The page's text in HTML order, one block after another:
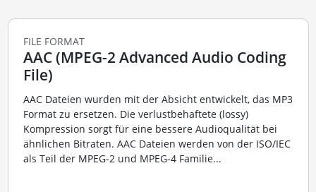
FILE FORMAT
AAC (MPEG-2 Advanced Audio Coding
File)
AAC Dateien wurden mit der Absicht entwickelt, das MP3
Format zu ersetzen. Die verlustbehaftete (lossy)
Kompression sorgt für eine bessere Audioqualität bei
ähnlichen Bitraten. AAC Dateien werden von der ISO/IEC
als Teil der MPEG-2 und MPEG-4 Familie...